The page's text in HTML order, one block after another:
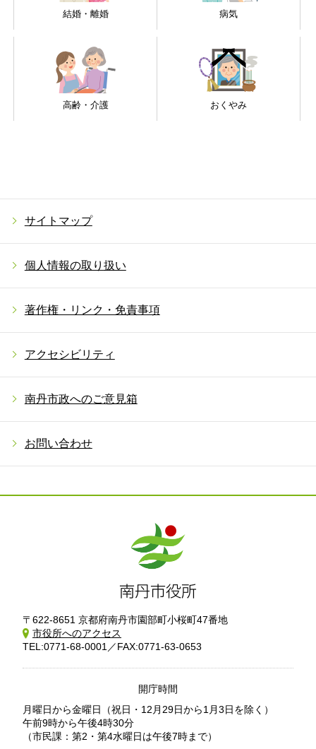
結婚・離婚 病気
高齢・介護 おくやみ
サイトマップ
個人情報の取り扱い
著作権・リンク・免責事項
アクセシビリティ
南丹市政へのご意見箱
お問い合わせ
〒622-8651 京都府南丹市園部町小桜町47番地
市役所へのアクセス
TEL:0771-68-0001／FAX:0771-63-0653
開庁時間
月曜日から金曜日
（祝日・12月29日から1月3日を除く）
午前9時から午後4時30分
（市民課：第2・第4水曜日は午後7時まで）